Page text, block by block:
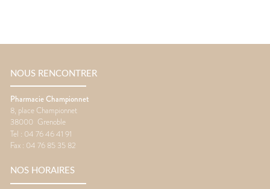
NOUS RENCONTRER
Pharmacie Championnet
8, place Championnet
38000 Grenoble
Tel : 04 76 46 41 91
Fax : 04 76 85 35 82
NOS HORAIRES